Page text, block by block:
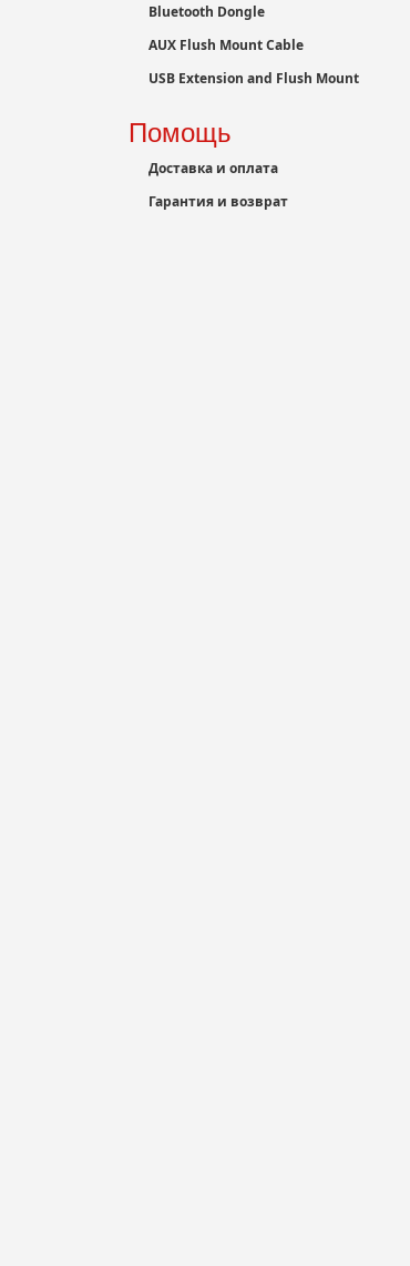
Bluetooth Dongle
AUX Flush Mount Cable
USB Extension and Flush Mount
Помощь
Доставка и оплата
Гарантия и возврат